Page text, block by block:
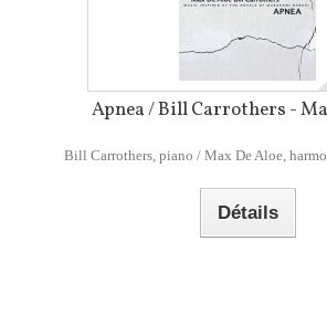
Apnea / Bill Carrothers -
Bill Carrothers, piano / Max De Aloe,
Détails